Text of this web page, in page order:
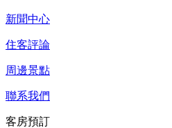
新聞中心
住客評論
周邊景點
聯系我們
客房預訂